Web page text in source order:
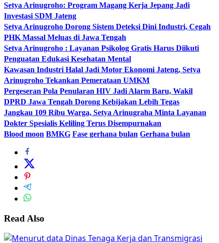
Setya Arinugroho: Program Magang Kerja Jepang Jadi
Investasi SDM Jateng
Setya Arinugroho Dorong Sistem Deteksi Dini Industri, Cegah
PHK Massal Meluas di Jawa Tengah
Setya Arinugroho : Layanan Psikolog Gratis Harus Diikuti
Penguatan Edukasi Kesehatan Mental
Kawasan Industri Halal Jadi Motor Ekonomi Jateng, Setya
Arinugroho Tekankan Pemerataan UMKM
Pergeseran Pola Penularan HIV Jadi Alarm Baru, Wakil
DPRD Jawa Tengah Dorong Kebijakan Lebih Tegas
Jangkau 109 Ribu Warga, Setya Arinugraha Minta Layanan
Dokter Spesialis Keliling Terus Disempurnakan
Blood moon BMKG Fase gerhana bulan Gerhana bulan
Read Also